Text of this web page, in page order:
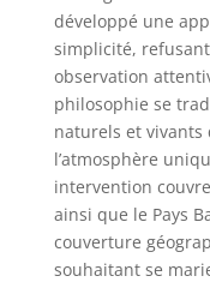
développé une
simplicité,
observation
philosophie se
naturels et
l’atmosphère
intervention
ainsi que le Pays
couverture
souhaitant se